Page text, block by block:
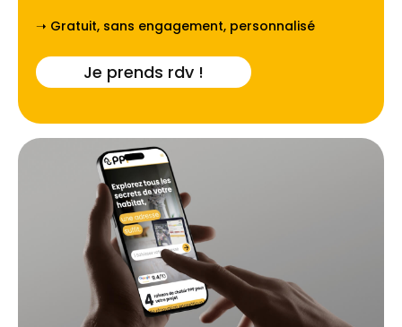
➝ Gratuit, sans engagement, personnalisé
Je prends rdv !